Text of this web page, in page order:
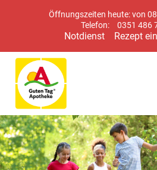
Öffnungszeiten heute: von
Telefon:
0351 486
Notdienst Rezept